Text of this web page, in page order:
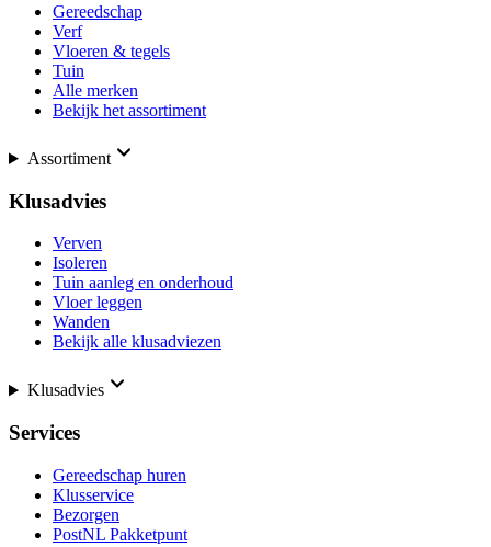
Gereedschap
Verf
Vloeren & tegels
Tuin
Alle merken
Bekijk het assortiment
Assortiment
Klusadvies
Verven
Isoleren
Tuin aanleg en onderhoud
Vloer leggen
Wanden
Bekijk alle klusadviezen
Klusadvies
Services
Gereedschap huren
Klusservice
Bezorgen
PostNL Pakketpunt